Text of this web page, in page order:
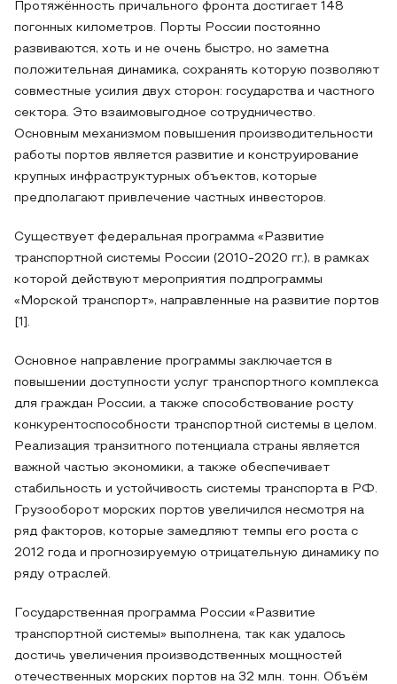
Протяжённость причального фронта достигает 148
погонных километров. Порты России постоянно
развиваются, хоть и не очень быстро, но заметна
положительная динамика, сохранять которую позволяют
совместные усилия двух сторон: государства и частного
сектора. Это взаимовыгодное сотрудничество.
Основным механизмом повышения производительности
работы портов является развитие и конструирование
крупных инфраструктурных объектов, которые
предполагают привлечение частных инвесторов.
Существует федеральная программа «Развитие
транспортной системы России (2010-2020 гг.), в рамках
которой действуют мероприятия подпрограммы
«Морской транспорт», направленные на развитие портов
[1].
Основное направление программы заключается в
повышении доступности услуг транспортного комплекса
для граждан России, а также способствование росту
конкурентоспособности транспортной системы в целом.
Реализация транзитного потенциала страны является
важной частью экономики, а также обеспечивает
стабильность и устойчивость системы транспорта в РФ.
Грузооборот морских портов увеличился несмотря на
ряд факторов, которые замедляют темпы его роста с
2012 года и прогнозируемую отрицательную динамику по
ряду отраслей.
Государственная программа России «Развитие
транспортной системы» выполнена, так как удалось
достичь увеличения производственных мощностей
отечественных морских портов на 32 млн. тонн. Объём